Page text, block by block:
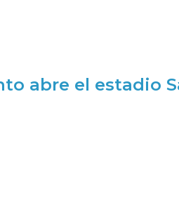
abre el estadio